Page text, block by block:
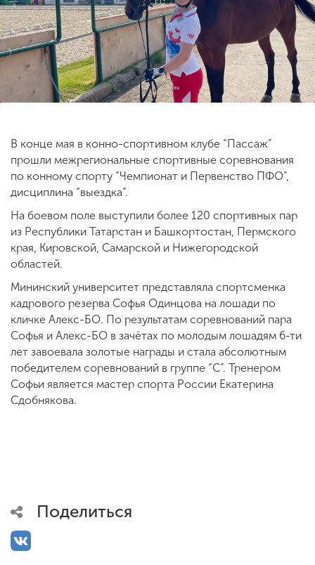
Сведения об
образовательной
организации
Приемная
+7 (831) 262-26-20
В конце мая в конно-спортивном клубе “Пассаж”
прошли межрегиональные спортивные соревнования
по конному спорту “Чемпионат и Первенство ПФО”,
дисциплина “выездка”.
На боевом поле выступили более 120 спортивных пар
из Республики Татарстан и Башкортостан, Пермского
края, Кировской, Самарской и Нижегородской
областей.
Мининский университет представляла спортсменка
кадрового резерва Софья Одинцова на лошади по
кличке Алекс-БО. По результатам соревнований пара
Софья и Алекс-БО в зачётах по молодым лошадям 6-ти
лет завоевала золотые награды и стала абсолютным
победителем соревнований в группе “С”. Тренером
Софьи является мастер спорта России Екатерина
Сдобнякова.
Поделиться